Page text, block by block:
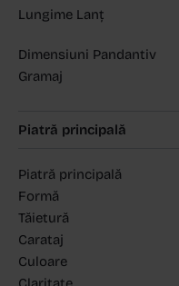
Lungime Lanț
Dimensiuni Pandantiv
Gramaj
Piatră principală
Piatră principală
Formă
Tăietură
Carataj
Culoare